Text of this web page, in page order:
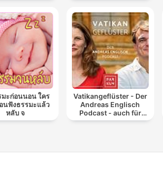
ะก่อนนอน ใคร
นฟังธรรมะแล้ว
หลับ จ
Vatikangeflüster - Der
Andreas Englisch
Podcast - auch für
Atheisten